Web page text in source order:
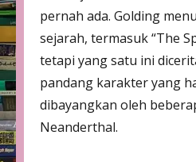
pernah ada. Golding
sejarah, termasuk “The
tetapi yang satu ini
pandang karakter yang
dibayangkan oleh
Neanderthal.